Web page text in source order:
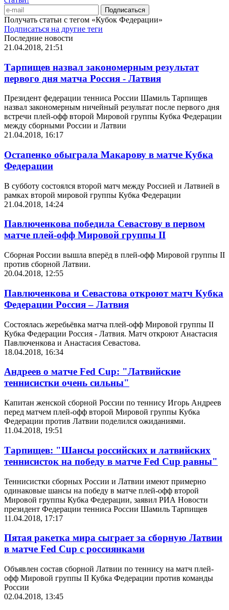
Получать статьи с тегом «Кубок Федерации»
Подписаться на другие теги
Последние новости
21.04.2018, 21:51
Тарпищев назвал закономерным результат
первого дня матча Россия - Латвия
Президент федерации тенниса России Шамиль Тарпищев
назвал закономерным ничейный результат после первого дня
встречи плей-офф второй Мировой группы Кубка Федерации
между сборными России и Латвии
21.04.2018, 16:17
Остапенко обыграла Макарову в матче Кубка
Федерации
В субботу состоялся второй матч между Россией и Латвией в
рамках второй мировой группы Кубка Федерации
21.04.2018, 14:24
Павлюченкова победила Севастову в первом
матче плей-офф Мировой группы II
Сборная России вышла вперёд в плей-офф Мировой группы II
против сборной Латвии.
20.04.2018, 12:55
Павлюченкова и Севастова откроют матч Кубка
Федерации Россия – Латвия
Состоялась жеребьёвка матча плей-офф Мировой группы II
Кубка Федерации Россия - Латвия. Матч откроют Анастасия
Павлюченкова и Анастасия Севастова.
18.04.2018, 16:34
Андреев о матче Fed Cup: "Латвийские
теннисистки очень сильны"
Капитан женской сборной России по теннису Игорь Андреев
перед матчем плей-офф второй Мировой группы Кубка
Федерации против Латвии поделился ожиданиями.
11.04.2018, 19:51
Тарпищев: "Шансы российских и латвийских
теннисисток на победу в матче Fed Cup равны"
Теннисистки сборных России и Латвии имеют примерно
одинаковые шансы на победу в матче плей-офф второй
Мировой группы Кубка Федерации, заявил РИА Новости
президент Федерации тенниса России Шамиль Тарпищев
11.04.2018, 17:17
Пятая ракетка мира сыграет за сборную Латвии
в матче Fed Cup с россиянками
Объявлен состав сборной Латвии по теннису на матч плей-
офф Мировой группы II Кубка Федерации против команды
России
02.04.2018, 13:45